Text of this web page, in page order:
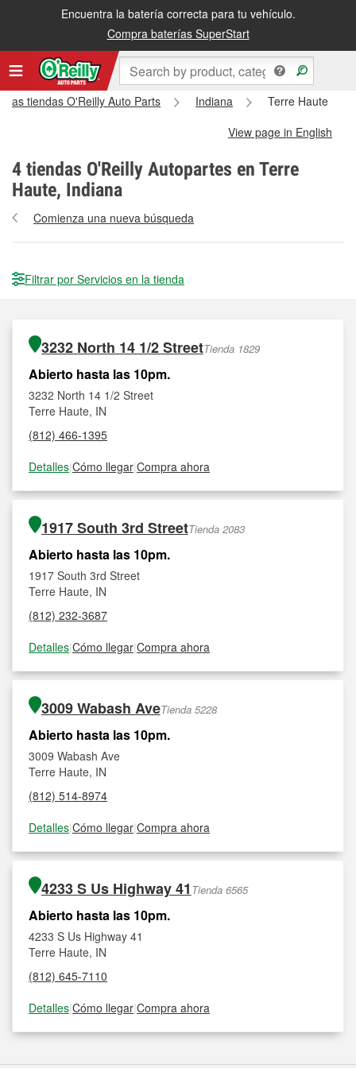
Encuentra la batería correcta para tu vehículo.
Compra baterías SuperStart
las tiendas O'Reilly Auto Parts Indiana
Terre Haute
View page in English
4 tiendas O'Reilly Autopartes en Terre
Haute, Indiana
Comienza una nueva búsqueda
Filtrar por Servicios en la tienda
3232 North 14 1/2 StreetTienda 1829
Abierto hasta las 10pm.
3232 North 14 1/2 Street
Terre Haute, IN
(812) 466-1395
Detalles|Cómo llegar|Compra ahora
1917 South 3rd StreetTienda 2083
Abierto hasta las 10pm.
1917 South 3rd Street
Terre Haute, IN
(812) 232-3687
Detalles|Cómo llegar|Compra ahora
3009 Wabash AveTienda 5228
Abierto hasta las 10pm.
3009 Wabash Ave
Terre Haute, IN
(812) 514-8974
Detalles|Cómo llegar|Compra ahora
4233 S Us Highway 41 Tienda 6565
Abierto hasta las 10pm.
4233 S Us Highway 41
Terre Haute, IN
(812) 645-7110
Detalles|Cómo llegar|Compra ahora